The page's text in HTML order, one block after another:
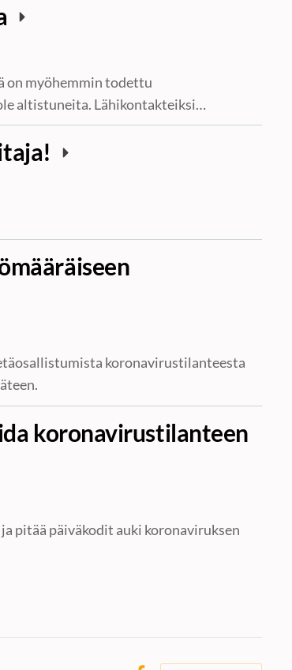
on myöhemmin todettu
altistuneita. Lähikontakteiksi…
koronavirustilanteesta
koronavirustilanteen
pitää päiväkodit auki koronaviruksen